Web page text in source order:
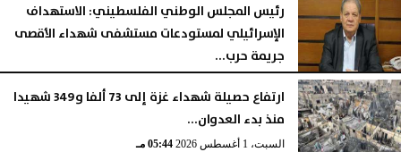
رئيس المجلس الوطني الفلسطيني: الاستهداف
الإسرائيلي لمستودعات مستشفى شهداء الأقصى
جريمة حرب...
السبت، 1 أغسطس 2026
ارتفاع حصيلة شهداء غزة إلى 73 ألفا و349 شهيدا
منذ بدء العدوان...
السبت، 1 أغسطس 2026 05:44 مـ